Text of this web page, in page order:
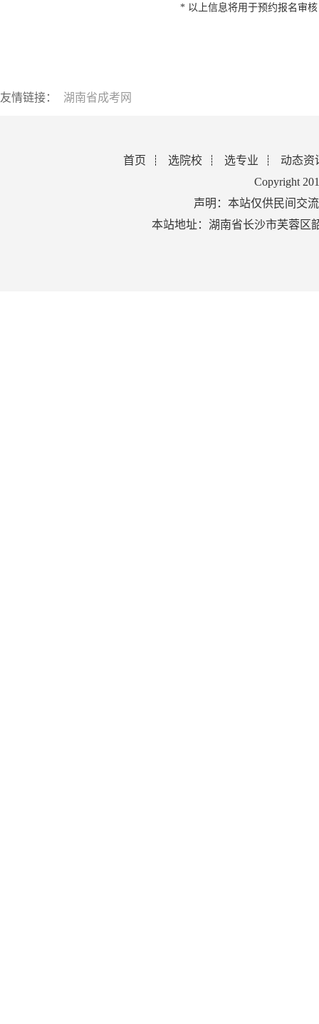
* 以上信息将用于预约报名审
友情链接： 湖南省成考网
首页 选院校 选专业
动态资
Copyright
声明：本站仅供民间交
本站地址：湖南省长沙市芙蓉区